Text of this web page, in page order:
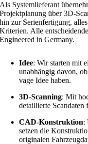
Als Systemlieferant
Projektplanung über 3D-
hin zur Serienfertigung,
Kriterien. Alle
Engineered in Germany.
Idee: Wir starten mit
unabhängig davon,
vage Idee haben.
3D-Scanning: Mit
detaillierte
CAD-Konstruktion:
setzen die
originalen